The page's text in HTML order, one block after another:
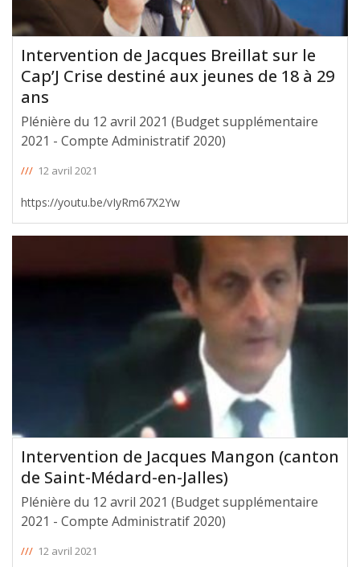
Intervention de Jacques Breillat sur le
Cap’J Crise destiné aux jeunes de 18 à 29
ans
Plénière du 12 avril 2021 (Budget supplémentaire
2021 - Compte Administratif 2020)
/// 12 avril 2021
https://youtu.be/vIyRm67X2Yw
Intervention de Jacques Mangon (canton
de Saint-Médard-en-Jalles)
Plénière du 12 avril 2021 (Budget supplémentaire
2021 - Compte Administratif 2020)
/// 12 avril 2021